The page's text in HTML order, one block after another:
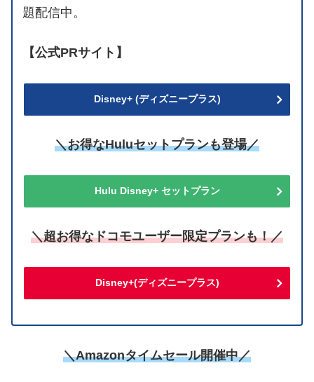
題配信中。
【公式PRサイト】
Disney+ (ディズニープラス)
＼お得なHuluセットプランも登場／
Hulu Disney+ セットプラン
＼超お得なドコモユーザー限定プランも！／
Disney+(ディズニープラス)
＼Amazonタイムセール開催中／